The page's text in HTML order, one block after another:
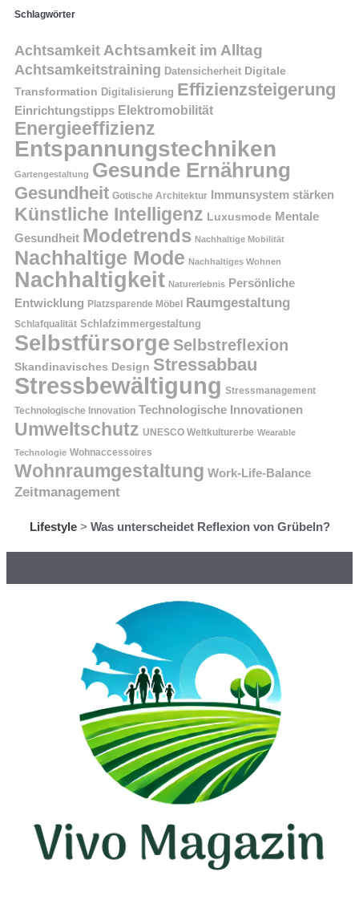
Schlagwörter
Achtsamkeit Achtsamkeit im Alltag
Achtsamkeitstraining Datensicherheit Digitale
Transformation Digitalisierung Effizienzsteigerung
Einrichtungstipps Elektromobilität
Energieeffizienz
Entspannungstechniken
Gartengestaltung Gesunde Ernährung
Gesundheit Gotische Architektur Immunsystem stärken
Künstliche Intelligenz Luxusmode Mentale
Gesundheit Modetrends Nachhaltige Mobilität
Nachhaltige Mode Nachhaltiges Wohnen
Nachhaltigkeit Naturerlebnis Persönliche
Entwicklung Platzsparende Möbel Raumgestaltung
Schlafqualität Schlafzimmergestaltung
Selbstfürsorge Selbstreflexion
Skandinavisches Design Stressabbau
Stressbewältigung Stressmanagement
Technologische Innovation Technologische Innovationen
Umweltschutz UNESCO Weltkulturerbe Wearable
Technologie Wohnaccessoires
Wohnraumgestaltung Work-Life-Balance
Zeitmanagement
Lifestyle> Was unterscheidet Reflexion von Grübeln?